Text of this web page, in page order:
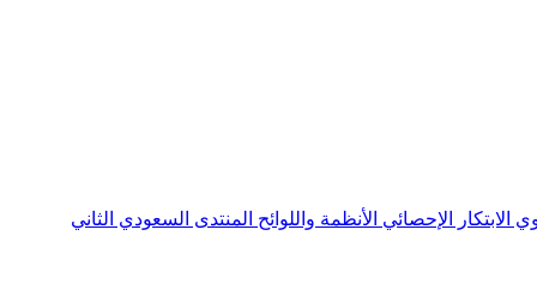
الابتكار الإحصائي الأنظمة واللوائح المنتدى السعودي الثاني